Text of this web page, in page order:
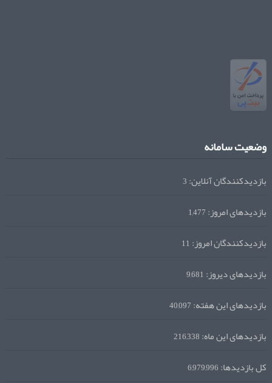
وضعیت سامانه
بازدیدکنندگان آنلاین:3
بازدیدهای امروز:1,477
بازدیدکنندگان امروز:11
بازدیدهای دیروز:9,681
بازدیدهای این هفته:40,097
بازدیدهای این ماه:216,338
کل بازدیدها:6,979,996